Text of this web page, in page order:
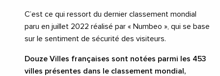
C’est ce qui ressort du dernier classement mondial
paru en juillet 2022 réalisé par « Numbeo », qui se base
sur le sentiment de sécurité des visiteurs.
Douze Villes françaises sont notées parmi les 453
villes présentes dans le classement mondial,